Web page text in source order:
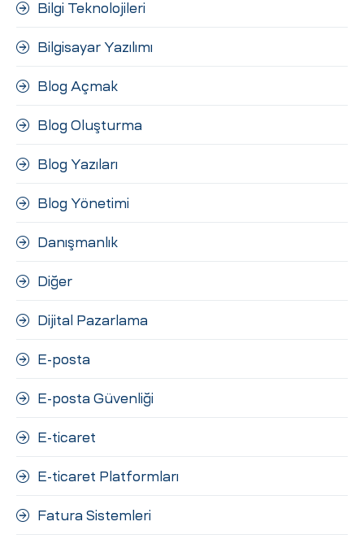
Bilgi Teknolojileri
Bilgisayar Yazılımı
Blog Açmak
Blog Oluşturma
Blog Yazıları
Blog Yönetimi
Danışmanlık
Diğer
Dijital Pazarlama
E-posta
E-posta Güvenliği
E-ticaret
E-ticaret Platformları
Fatura Sistemleri